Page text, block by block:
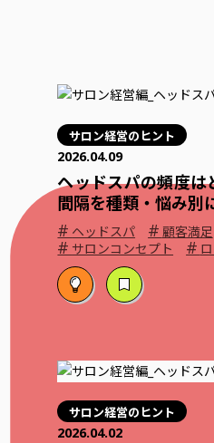
サロン経営のヒント
2026.04.09
ヘッドスパの頻度
間隔を種類・悩み別
# ヘッドスパ # 顧客満足
# サロンコンセプト #
サロン経営のヒント
2026.04.02